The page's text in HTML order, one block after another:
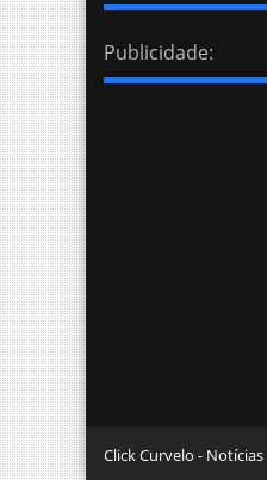
Publicidade:
Click Curvelo -